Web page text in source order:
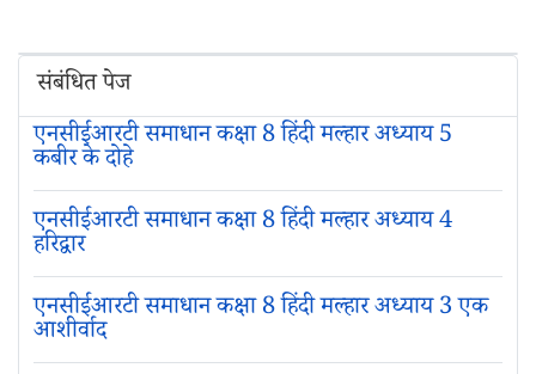
संबंधित पेज
एनसीईआरटी समाधान कक्षा 8 हिंदी मल्हार अध्याय 5
कबीर के दोहे
एनसीईआरटी समाधान कक्षा 8 हिंदी मल्हार अध्याय 4
हरिद्वार
एनसीईआरटी समाधान कक्षा 8 हिंदी मल्हार अध्याय 3 एक
आशीर्वाद